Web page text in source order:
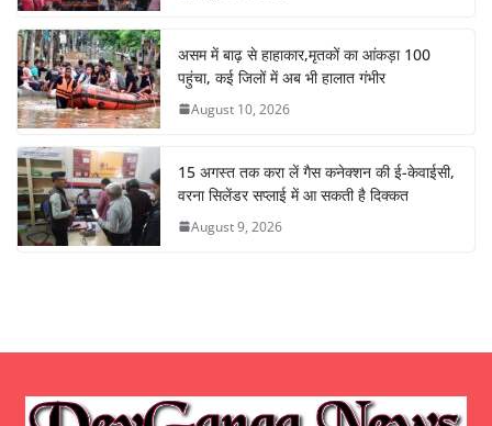
असम में बाढ़ से हाहाकार,मृतकों का आंकड़ा 100
पहुंचा, कई जिलों में अब भी हालात गंभीर
August 10, 2026
15 अगस्त तक करा लें गैस कनेक्शन की ई-केवाईसी,
वरना सिलेंडर सप्लाई में आ सकती है दिक्कत
August 9, 2026